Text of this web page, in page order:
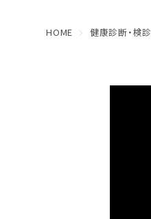
HOME 健康診断・検診